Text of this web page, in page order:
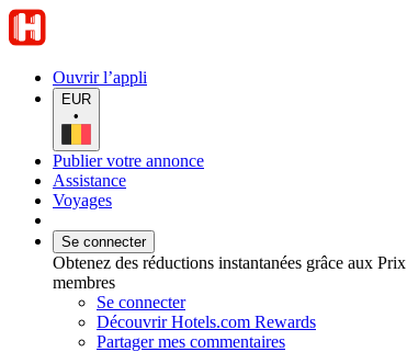
Ouvrir l’appli
EUR
•
Publier votre annonce
Assistance
Voyages
Se connecter
Obtenez des réductions instantanées grâce aux Prix
membres
Se connecter
Découvrir Hotels.com Rewards
Partager mes commentaires